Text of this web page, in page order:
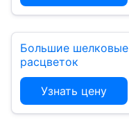
Большие
расцветок
Узнать цену